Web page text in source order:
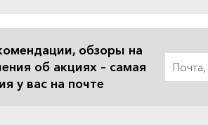
обзоры на
об акциях – самая
у вас на почте